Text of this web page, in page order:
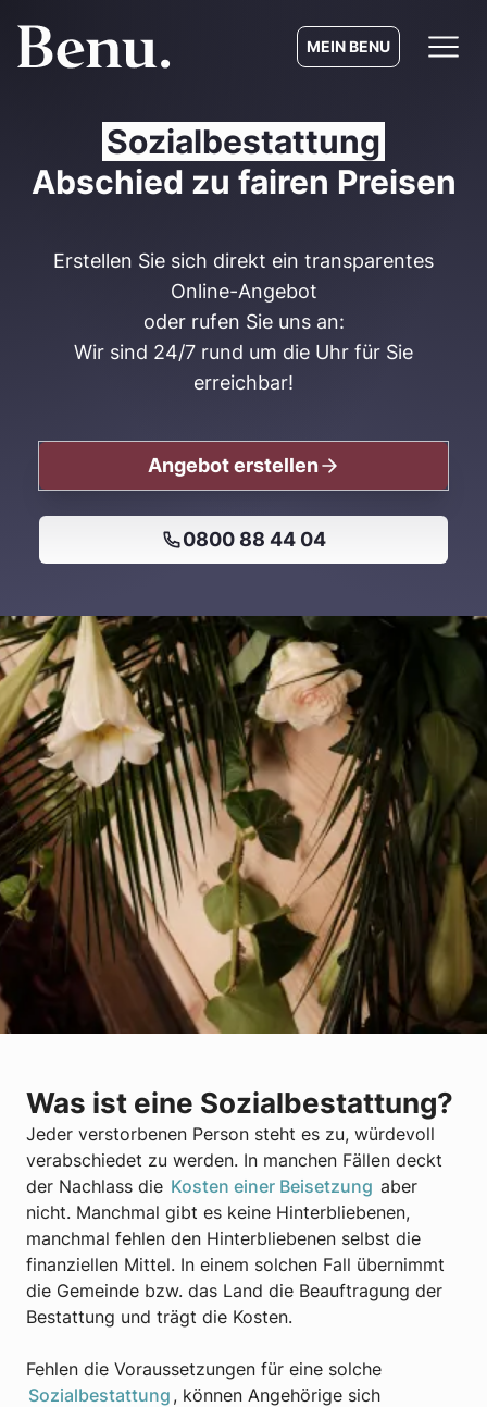
MEIN BENU
Sozialbestattung
Abschied zu fairen Preisen
Erstellen Sie sich direkt ein transparentes
Online-Angebot
oder rufen Sie uns an:
Wir sind 24/7 rund um die Uhr für Sie
erreichbar!
Angebot erstellen
0800 88 44 04
Was ist eine Sozialbestattung?
Jeder verstorbenen Person steht es zu, würdevoll
verabschiedet zu werden. In manchen Fällen deckt
der Nachlass die Kosten einer Beisetzung aber
nicht. Manchmal gibt es keine Hinterbliebenen,
manchmal fehlen den Hinterbliebenen selbst die
finanziellen Mittel. In einem solchen Fall übernimmt
die Gemeinde bzw. das Land die Beauftragung der
Bestattung und trägt die Kosten.
Fehlen die Voraussetzungen für eine solche
Sozialbestattung , können Angehörige sich